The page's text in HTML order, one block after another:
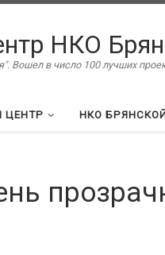
НКО
в число 100 лучших
ЦЕНТР НКО